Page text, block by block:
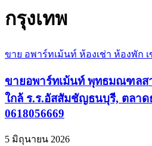
กรุงเทพ
ขาย อพาร์ทเม้นท์ ห้องเช่า ห้องพัก
ขายอพาร์ทเม้นท์ พุทธมณฑลส
ใกล้ ร.ร.อัสสัมชัญธนบุรี, ตลาด
0618056669
5 มิถุนายน 2026